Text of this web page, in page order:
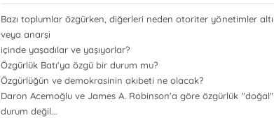
Bazı toplumlar özgürken, diğerleri neden otoriter yönetimler
veya anarşi
içinde yaşadılar ve yaşıyorlar?
Özgürlük Batı'ya özgü bir durum mu?
Özgürlüğün ve demokrasinin akıbeti ne olacak?
Daron Acemoğlu ve James A. Robinson'a göre özgürlük
durum değil...